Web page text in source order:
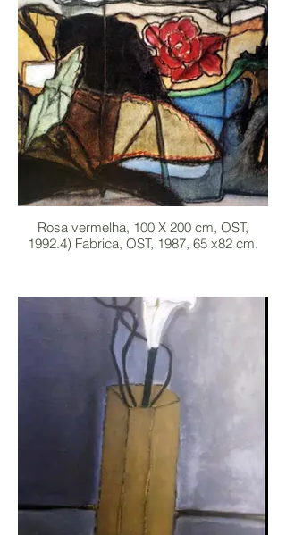
Rosa vermelha, 100 X 200 cm, OST,
1992.4) Fabrica, OST, 1987, 65 x82 cm.